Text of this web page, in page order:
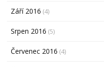
Září 2016 (4)
Srpen 2016 (5)
Červenec 2016 (4)